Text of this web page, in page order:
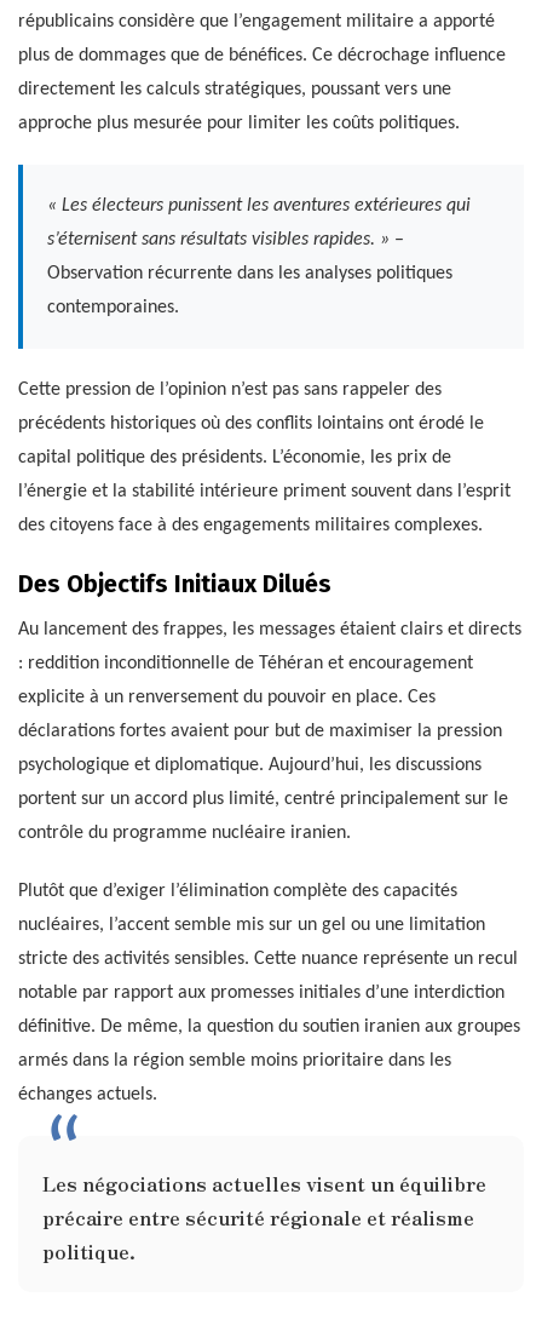
républicains considère que l’engagement militaire a apporté
plus de dommages que de bénéfices. Ce décrochage influence
directement les calculs stratégiques, poussant vers une
approche plus mesurée pour limiter les coûts politiques.
« Les électeurs punissent les aventures extérieures qui
s’éternisent sans résultats visibles rapides. » –
Observation récurrente dans les analyses politiques
contemporaines.
Cette pression de l’opinion n’est pas sans rappeler des
précédents historiques où des conflits lointains ont érodé le
capital politique des présidents. L’économie, les prix de
l’énergie et la stabilité intérieure priment souvent dans l’esprit
des citoyens face à des engagements militaires complexes.
Des Objectifs Initiaux Dilués
Au lancement des frappes, les messages étaient clairs et directs
: reddition inconditionnelle de Téhéran et encouragement
explicite à un renversement du pouvoir en place. Ces
déclarations fortes avaient pour but de maximiser la pression
psychologique et diplomatique. Aujourd’hui, les discussions
portent sur un accord plus limité, centré principalement sur le
contrôle du programme nucléaire iranien.
Plutôt que d’exiger l’élimination complète des capacités
nucléaires, l’accent semble mis sur un gel ou une limitation
stricte des activités sensibles. Cette nuance représente un recul
notable par rapport aux promesses initiales d’une interdiction
définitive. De même, la question du soutien iranien aux groupes
armés dans la région semble moins prioritaire dans les
échanges actuels.
Les négociations actuelles visent un équilibre
précaire entre sécurité régionale et réalisme
politique.